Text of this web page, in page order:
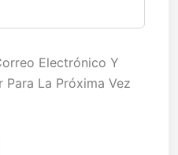
Electrónico Y
Para La Próxima Vez